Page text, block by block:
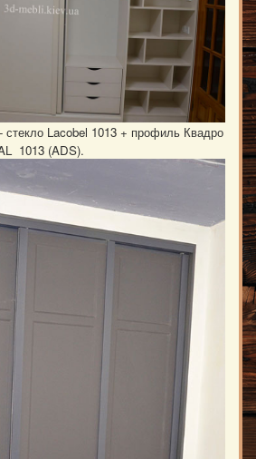
Lacobel 1013 + профиль Квадро
1013 (ADS).